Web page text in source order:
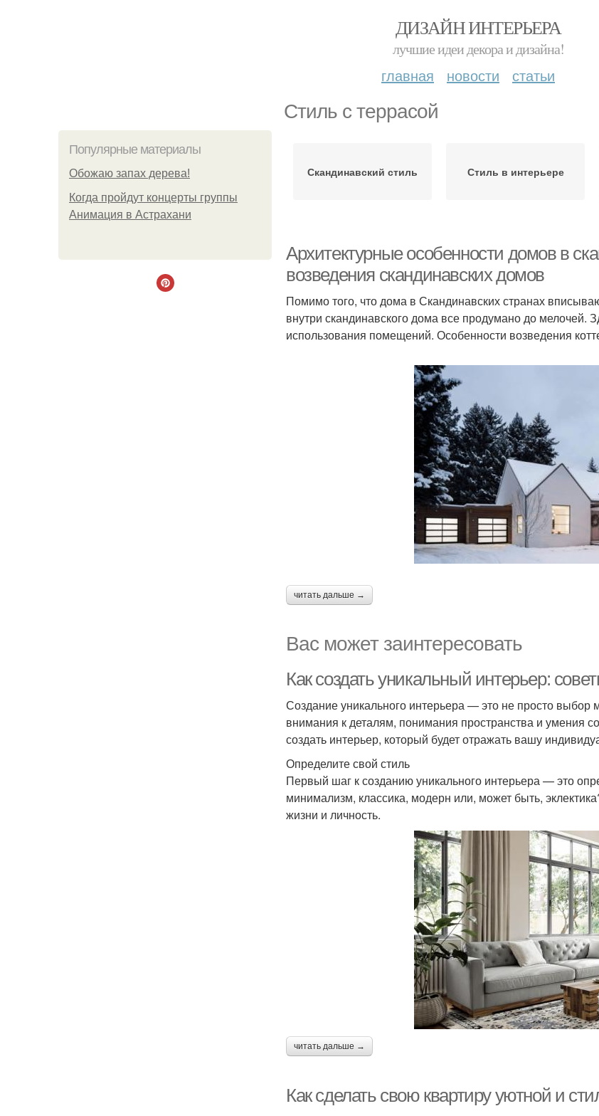
ДИЗАЙН ИНТЕРЬЕРА
лучшие идеи декора и дизайна!
главная новости статьи
Стиль с террасой
Популярные материалы
Обожaю зaпах деpева!
Когда пройдут концерты группы
Анимация в Астрахани
Скандинавский стиль Стиль в интерьере
Архитектурные особенности домов в
возведения скандинавских домов
Помимо того, что дома в Скандинавских странах
внутри скандинавского дома все продумано до мелочей.
использования помещений. Особенности возведения
читать дальше →
Вас может заинтересовать
Как создать уникальный интерьер:
Создание уникального интерьера — это не просто выбор
внимания к деталям, понимания пространства и умения
создать интерьер, который будет отражать вашу
Определите свой стиль
Первый шаг к созданию уникального интерьера — это
минимализм, классика, модерн или, может быть,
жизни и личность.
читать дальше →
Как сделать свою квартиру уютной и